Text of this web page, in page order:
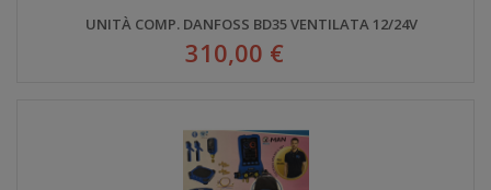
UNITÀ COMP. DANFOSS BD35 VENTILATA 12/24V
310,00 €